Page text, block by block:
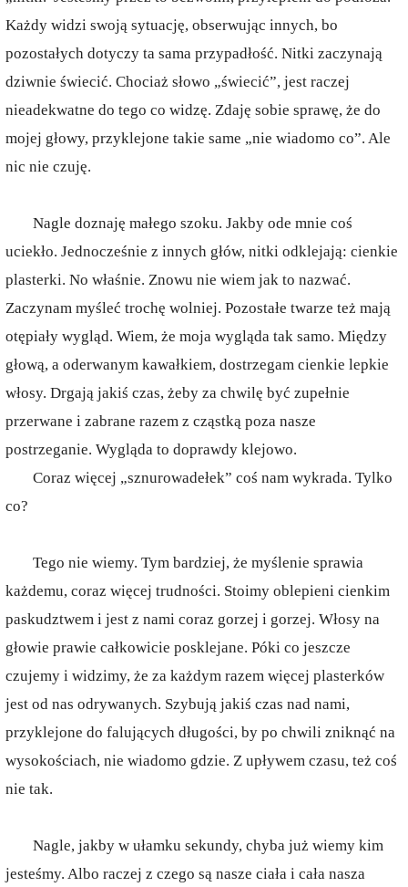
Każdy widzi swoją sytuację, obserwując innych, bo
pozostałych dotyczy ta sama przypadłość. Nitki zaczynają
dziwnie świecić. Chociaż słowo „świecić”, jest raczej
nieadekwatne do tego co widzę. Zdaję sobie sprawę, że do
mojej głowy, przyklejone takie same „nie wiadomo co”. Ale
nic nie czuję.
Nagle doznaję małego szoku. Jakby ode mnie coś
uciekło. Jednocześnie z innych głów, nitki odklejają: cienkie
plasterki. No właśnie. Znowu nie wiem jak to nazwać.
Zaczynam myśleć trochę wolniej. Pozostałe twarze też mają
otępiały wygląd. Wiem, że moja wygląda tak samo. Między
głową, a oderwanym kawałkiem, dostrzegam cienkie lepkie
włosy. Drgają jakiś czas, żeby za chwilę być zupełnie
przerwane i zabrane razem z cząstką poza nasze
postrzeganie. Wygląda to doprawdy klejowo.
Coraz więcej „sznurowadełek” coś nam wykrada. Tylko
co?
Tego nie wiemy. Tym bardziej, że myślenie sprawia
każdemu, coraz więcej trudności. Stoimy oblepieni cienkim
paskudztwem i jest z nami coraz gorzej i gorzej. Włosy na
głowie prawie całkowicie posklejane. Póki co jeszcze
czujemy i widzimy, że za każdym razem więcej plasterków
jest od nas odrywanych. Szybują jakiś czas nad nami,
przyklejone do falujących długości, by po chwili zniknąć na
wysokościach, nie wiadomo gdzie. Z upływem czasu, też coś
nie tak.
Nagle, jakby w ułamku sekundy, chyba już wiemy kim
jesteśmy. Albo raczej z czego są nasze ciała i cała nasza